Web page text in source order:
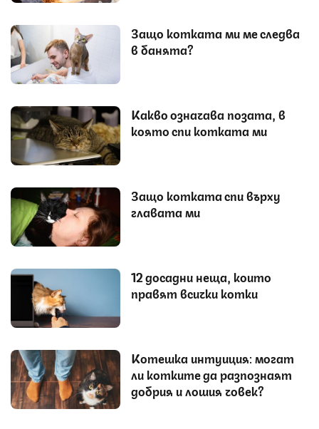
Защо котката ми ме следва
в банята?
Какво означава позата, в
която спи котката ми
Защо котката спи върху
главата ми
12 досадни неща, които
правят всички котки
Котешка интуиция: могат
ли котките да разпознаят
добрия и лошия човек?